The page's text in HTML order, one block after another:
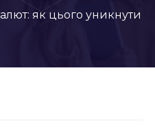
як цього уникнути